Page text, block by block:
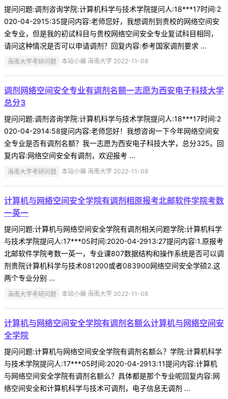
提问问题:调剂咨询学院:计算机科学与技术学院提问人:18***17时间:2
020-04-2915:35提问内容:老师您好，我想调剂到贵校的网络空间安
全专业，但是我的初试科目与贵校网络空间安全专业复试科目相同，
请问这种情况是否可以申请调剂？回复内容:参考国家调剂要求 ...
海南大学考研问题 本站小编 海南大学 2022-11-08
调剂网络空间安全专业有调剂名额一志愿为西安电子科技大学
总分3
提问问题:调剂咨询学院:计算机科学与技术学院提问人:18***17时间:2
020-04-2914:58提问内容:老师您好！我想咨询一下今年网络空间安
全专业是否有调剂名额？我一志愿为西安电子科技大学，总分325。回
复内容:网络空间安全有调剂，欢迎报考 ...
海南大学考研问题 本站小编 海南大学 2022-11-08
计算机与网络空间安全学院有调剂相原报考北邮软件学院考数
一英一
提问问题:计算机与网络空间安全学院有调剂相关问题学院:计算机科学
与技术学院提问人:17***05时间:2020-04-2913:27提问内容:1.原报考
北邮软件学院考数一英一，专业课807数据结构和操作系统是否可以调
剂贵院计算机科学与技术081200或者083900网络空间安全学硕2.这
两个专业分别 ...
海南大学考研问题 本站小编 海南大学 2022-11-08
计算机与网络空间安全学院有调剂名额么计算机与网络空间安
全学院
提问问题:计算机与网络空间安全学院有调剂名额么？学院:计算机科学
与技术学院提问人:17***05时间:2020-04-2913:11提问内容:计算机
与网络空间安全学院有调剂名额么？具体都是那个专业呢回复内容:网
络空间安全和计算机科学与技术可调剂，电子信息无调剂 ...